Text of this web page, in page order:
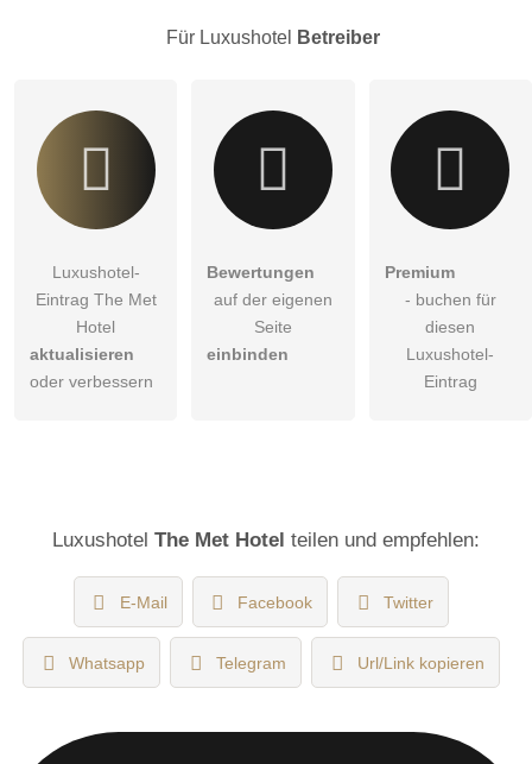
Für Luxushotel Betreiber
Luxushotel-
Eintrag The Met
Hotel
aktualisieren
oder verbessern
Bewertungen
auf der eigenen
Seite
einbinden
Premium
- buchen für
diesen
Luxushotel-
Eintrag
Luxushotel The Met Hotel teilen und empfehlen:
E-Mail Facebook Twitter
Whatsapp Telegram Url/Link kopieren